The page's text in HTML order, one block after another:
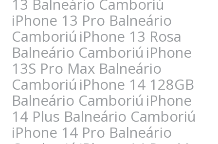
13 Balneário Camboriú
iPhone 13 Pro Balneário
Camboriú iPhone 13 Rosa
Balneário Camboriú iPhone
13S Pro Max Balneário
Camboriú iPhone 14 128GB
Balneário Camboriú iPhone
14 Plus Balneário Camboriú
iPhone 14 Pro Balneário